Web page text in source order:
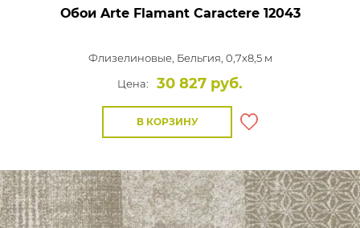
Обои Arte Flamant Caractere12043
Флизелиновые, Бельгия, 0,7x8,5 м
Цена:
30 827 руб.
В КОРЗИНУ